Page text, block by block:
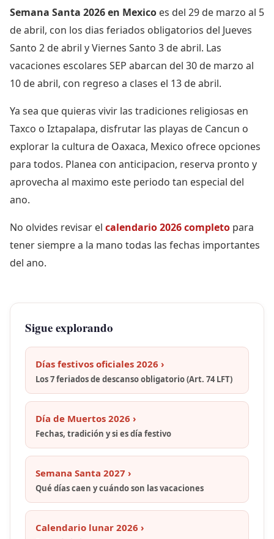
Semana Santa 2026 en Mexico es del 29 de marzo al 5
de abril, con los dias feriados obligatorios del Jueves
Santo 2 de abril y Viernes Santo 3 de abril. Las
vacaciones escolares SEP abarcan del 30 de marzo al
10 de abril, con regreso a clases el 13 de abril.
Ya sea que quieras vivir las tradiciones religiosas en
Taxco o Iztapalapa, disfrutar las playas de Cancun o
explorar la cultura de Oaxaca, Mexico ofrece opciones
para todos. Planea con anticipacion, reserva pronto y
aprovecha al maximo este periodo tan especial del
ano.
No olvides revisar el calendario 2026 completo para
tener siempre a la mano todas las fechas importantes
del ano.
Sigue explorando
Días festivos oficiales 2026 ›
Los 7 feriados de descanso obligatorio (Art. 74 LFT)
Día de Muertos 2026 ›
Fechas, tradición y si es día festivo
Semana Santa 2027 ›
Qué días caen y cuándo son las vacaciones
Calendario lunar 2026 ›